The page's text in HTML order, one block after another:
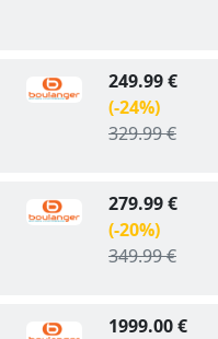
249.99 €
(-24%)
329.99 €
279.99 €
(-20%)
349.99 €
1999.00 €